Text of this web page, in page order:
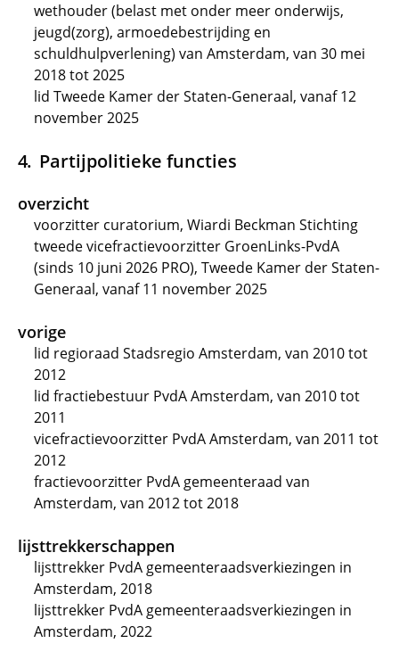
wethouder (belast met onder meer onderwijs,
jeugd(zorg), armoedebestrijding en
schuldhulpverlening) van Amsterdam, van 30 mei
2018 tot 2025
lid Tweede Kamer der Staten-Generaal, vanaf 12
november 2025
Partijpolitieke functies
overzicht
voorzitter curatorium, Wiardi Beckman Stichting
tweede vicefractievoorzitter GroenLinks-PvdA
(sinds 10 juni 2026 PRO), Tweede Kamer der Staten-
Generaal, vanaf 11 november 2025
vorige
lid regioraad Stadsregio Amsterdam, van 2010 tot
2012
lid fractiebestuur PvdA Amsterdam, van 2010 tot
2011
vicefractievoorzitter PvdA Amsterdam, van 2011 tot
2012
fractievoorzitter PvdA gemeenteraad van
Amsterdam, van 2012 tot 2018
lijsttrekkerschappen
lijsttrekker PvdA gemeenteraadsverkiezingen in
Amsterdam, 2018
lijsttrekker PvdA gemeenteraadsverkiezingen in
Amsterdam, 2022